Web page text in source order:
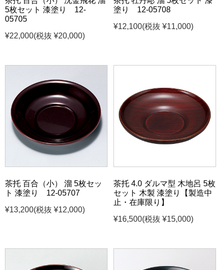
5枚セット 漆塗り 12-
05705
¥22,000(税抜 ¥20,000)
塗り 12-05708
¥12,100(税抜 ¥11,000)
茶托 百合（小） 溜 5枚セッ
ト 漆塗り 12-05707
¥13,200(税抜 ¥12,000)
茶托 4.0 ダルマ型 木地呂 5枚
セット 木製 漆塗り【製造中
止・在庫限り】
¥16,500(税抜 ¥15,000)